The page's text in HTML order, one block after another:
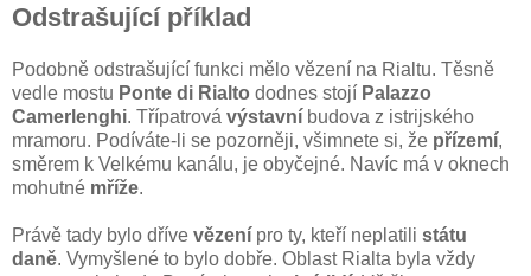
Odstrašující příklad
Podobně odstrašující funkci mělo vězení na Rialtu. Těsně
vedle mostu Ponte di Rialto dodnes stojí Palazzo
Camerlenghi. Třípatrová výstavní budova z istrijského
mramoru. Podíváte-li se pozorněji, všimnete si, že přízemí,
směrem k Velkému kanálu, je obyčejné. Navíc má v oknech
mohutné mříže.
Právě tady bylo dříve vězení pro ty, kteří neplatili státu
daně. Vymyšlené to bylo dobře. Oblast Rialta byla vždy